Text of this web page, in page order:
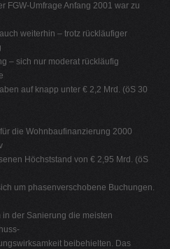
FGW-Umfrage Anfang 2001 war zu
weiterhin – trotz rückläufiger
– sich nur moderat rückläufig
auf knapp unter € 2,2 Mrd. (öS 30
die Wohnbaufinanzierung 2000
Höchststand von € 2,95 Mrd. (öS
um phasenverschobene Buchungen.
der Sanierung die meisten
beibehielten. Das